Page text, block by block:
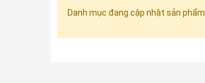
Danh mục đang cập nhật sản phẩm